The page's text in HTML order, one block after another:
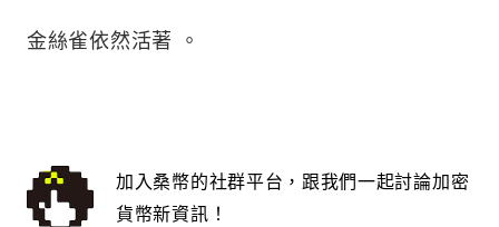
金絲雀依然活著 。
加入桑幣的社群平台，跟我們一起討論加密
貨幣新資訊！